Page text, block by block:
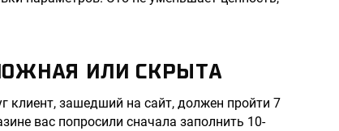
ИЛИ СКРЫТА
клиент, зашедший на сайт, должен пройти 7
вас попросили сначала заполнить 10-